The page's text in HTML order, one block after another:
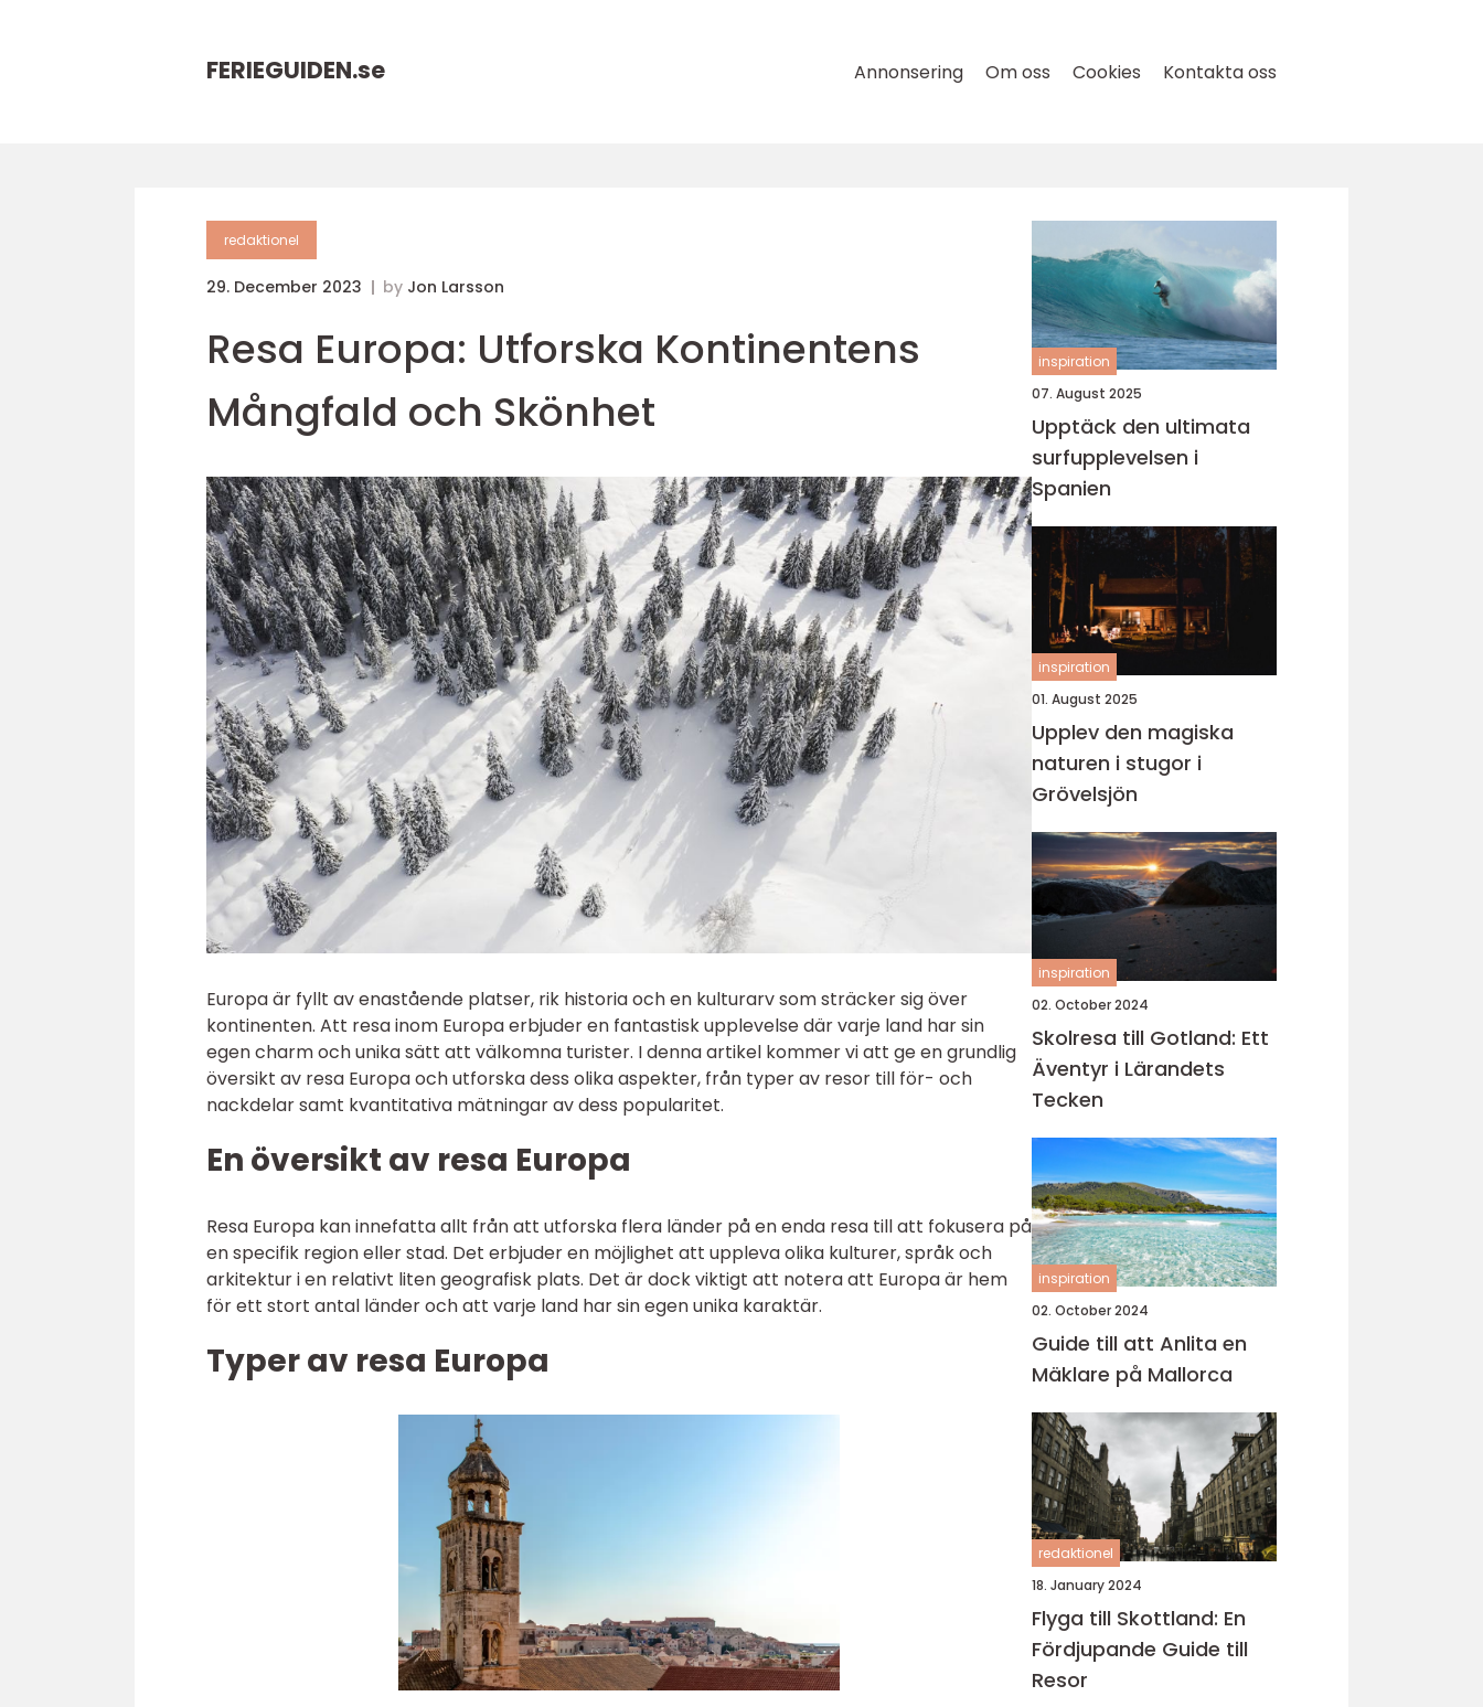
FERIEGUIDEN.se Annonsering Om oss Cookies Kontakta oss
redaktionel
29. December 2023 by Jon Larsson
Resa Europa: Utforska Kontinentens
Mångfald och Skönhet
Europa är fyllt av enastående platser, rik historia och en kulturarv som sträcker sig över
kontinenten. Att resa inom Europa erbjuder en fantastisk upplevelse där varje land har sin
egen charm och unika sätt att välkomna turister. I denna artikel kommer vi att ge en grundlig
översikt av resa Europa och utforska dess olika aspekter, från typer av resor till för- och
nackdelar samt kvantitativa mätningar av dess popularitet.
En översikt av resa Europa
Resa Europa kan innefatta allt från att utforska flera länder på en enda resa till att fokusera på
en specifik region eller stad. Det erbjuder en möjlighet att uppleva olika kulturer, språk och
arkitektur i en relativt liten geografisk plats. Det är dock viktigt att notera att Europa är hem
för ett stort antal länder och att varje land har sin egen unika karaktär.
Typer av resa Europa
inspiration
07. August 2025
Upptäck den ultimata
surfupplevelsen i
Spanien
inspiration
01. August 2025
Upplev den magiska
naturen i stugor i
Grövelsjön
inspiration
02. October 2024
Skolresa till Gotland: Ett
Äventyr i Lärandets
Tecken
inspiration
02. October 2024
Guide till att Anlita en
Mäklare på Mallorca
redaktionel
18. January 2024
Flyga till Skottland: En
Fördjupande Guide till
Resor